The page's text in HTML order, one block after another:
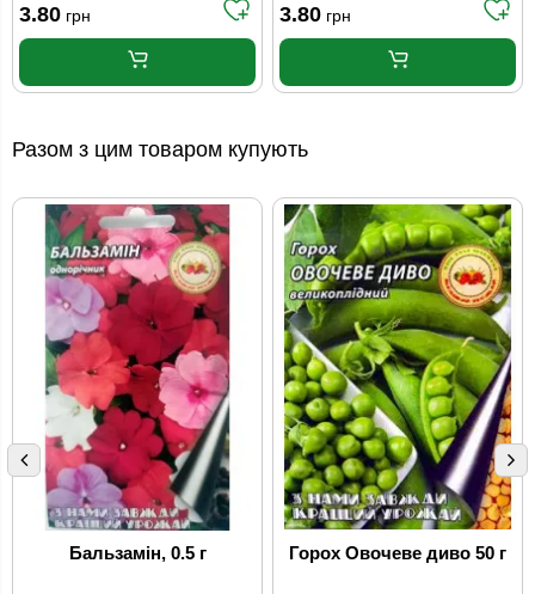
3.80 грн 3.80 грн
Разом з цим товаром купують
Бальзамін, 0.5 г Горох Овочеве диво 50 г